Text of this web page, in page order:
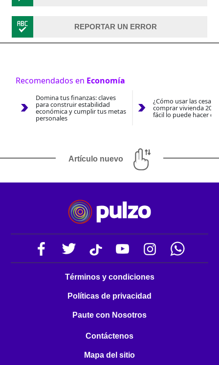
REPORTAR UN ERROR
Recomendados en Economía
Domina tus finanzas: claves
para construir estabilidad
económica y cumplir tus metas
personales
¿Cómo usar las
comprar vivienda
fácil lo puede hacer
Artículo nuevo
Términos y condiciones
Políticas de privacidad
Paute con Nosotros
Contáctenos
Mapa del sitio